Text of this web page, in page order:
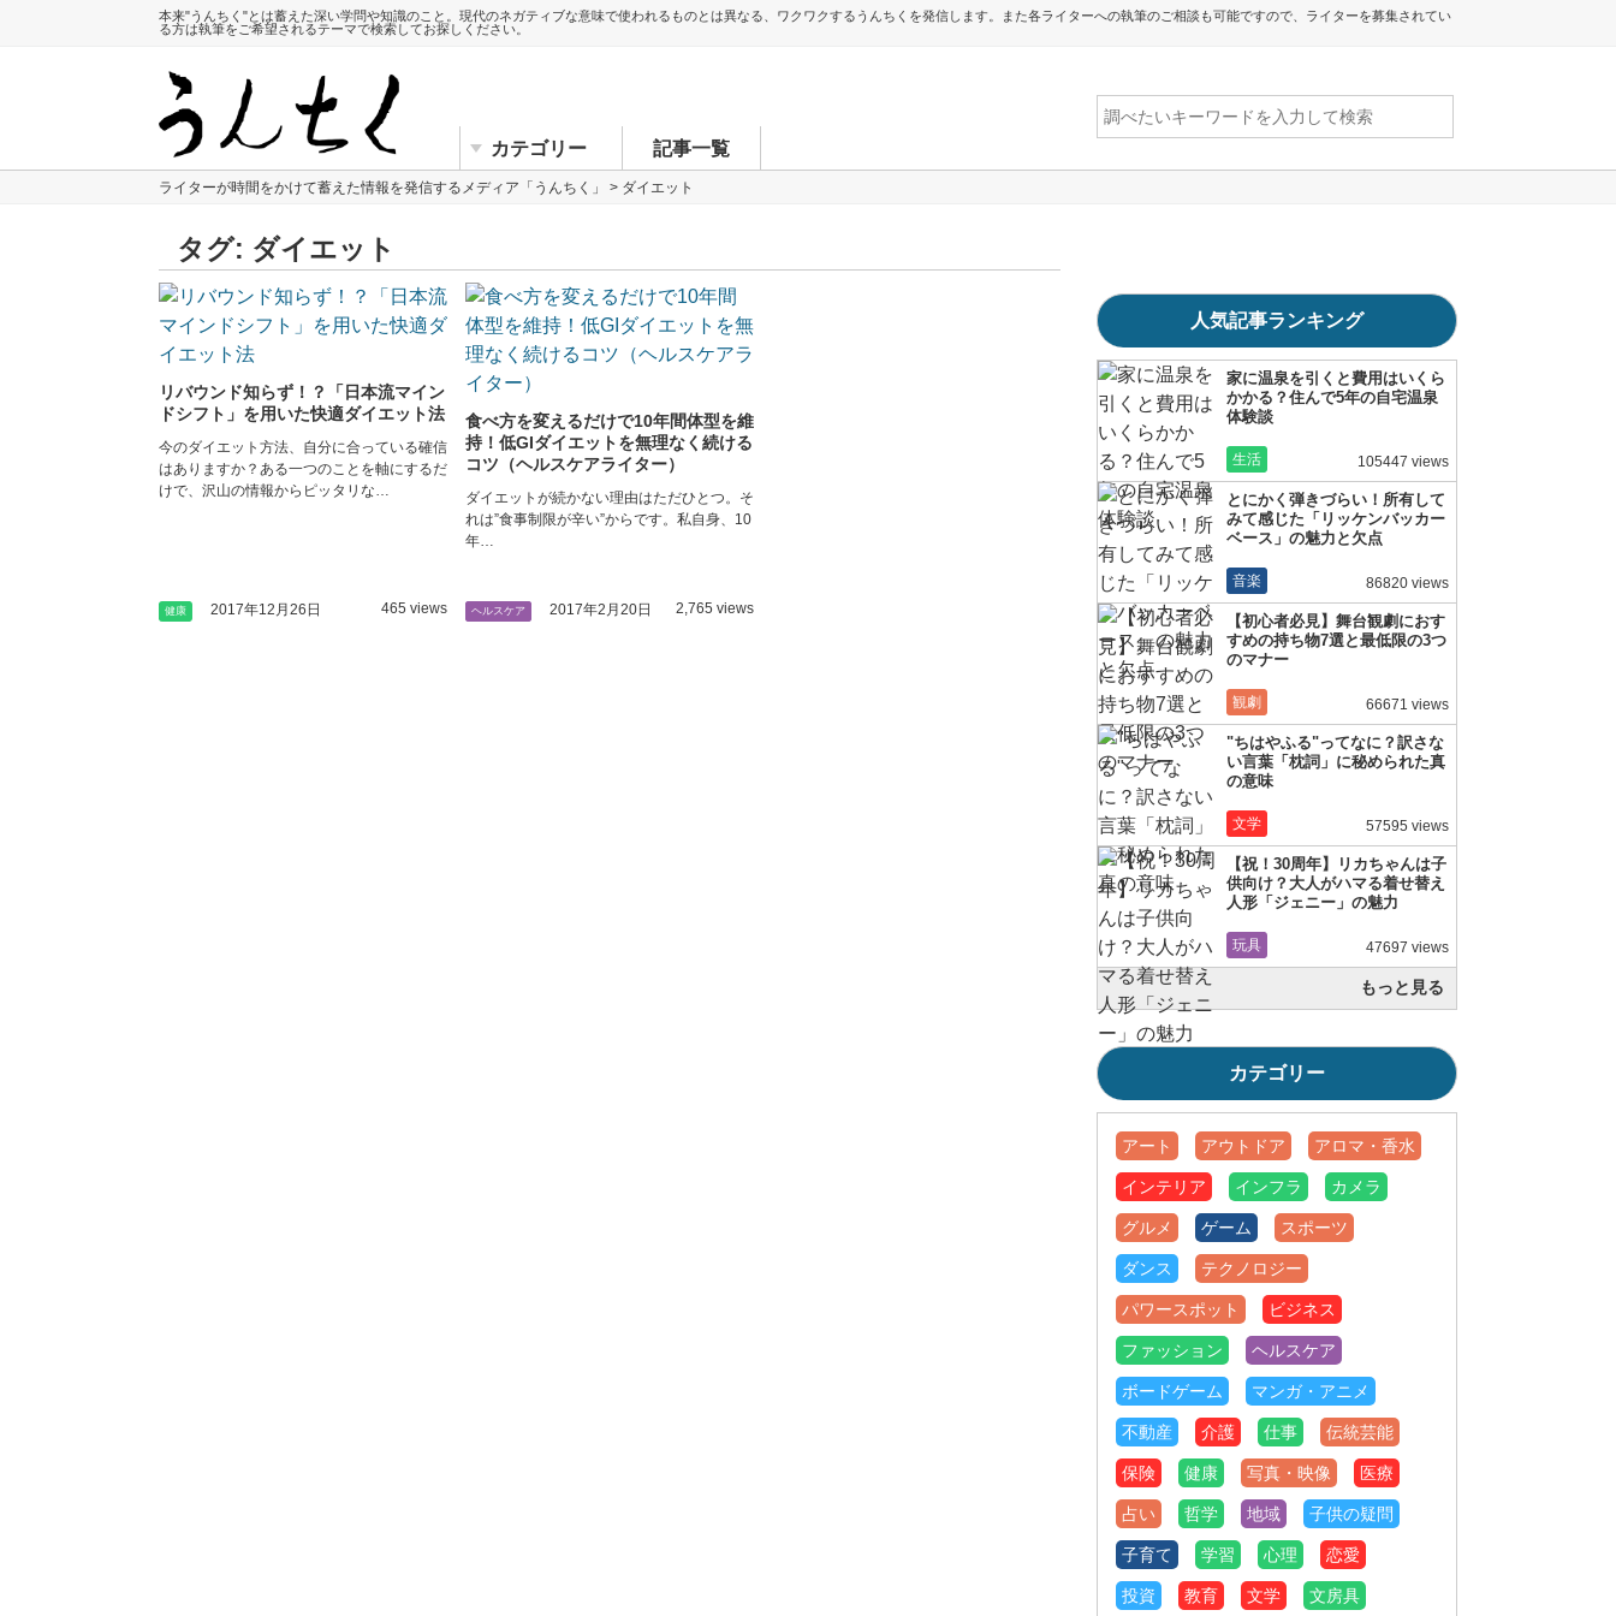
本来"うんちく"とは蓄えた深い学問や知識のこと。現代のネガティブな意味で使われるものとは異なる、ワクワクするうんちくを発信します。また各ライターへの執筆のご相談も可能ですので、ライターを募集されてい
る方は執筆をご希望されるテーマで検索してお探しください。
カテゴリー 記事一覧
ライターが時間をかけて蓄えた情報を発信するメディア「うんちく」 > ダイエット
タグ: ダイエット
リバウンド知らず！？「日本流マイン
ドシフト」を用いた快適ダイエット法
今のダイエット方法、自分に合っている確信
はありますか？ある一つのことを軸にするだ
けで、沢山の情報からピッタリな…
健康 2017年12月26日 465 views
食べ方を変えるだけで10年間体型を維
持！低GIダイエットを無理なく続ける
コツ（ヘルスケアライター）
ダイエットが続かない理由はただひとつ。そ
れは”食事制限が辛い”からです。私自身、10
年…
ヘルスケア 2017年2月20日 2,765 views
人気記事ランキング
家に温泉を引くと費用はいくら
かかる？住んで5年の自宅温泉
体験談
生活 105447 views
とにかく弾きづらい！所有して
みて感じた「リッケンバッカー
ベース」の魅力と欠点
音楽 86820 views
【初心者必見】舞台観劇におす
すめの持ち物7選と最低限の3つ
のマナー
観劇 66671 views
"ちはやふる"ってなに？訳さな
い言葉「枕詞」に秘められた真
の意味
文学 57595 views
【祝！30周年】リカちゃんは子
供向け？大人がハマる着せ替え
人形「ジェニー」の魅力
玩具 47697 views
もっと見る
カテゴリー
アート アウトドア アロマ・香水
インテリア インフラ カメラ
グルメ ゲーム スポーツ
ダンス テクノロジー
パワースポット ビジネス
ファッション ヘルスケア
ボードゲーム マンガ・アニメ
不動産 介護 仕事 伝統芸能
保険 健康 写真・映像 医療
占い 哲学 地域 子供の疑問
子育て 学習 心理 恋愛
投資 教育 文学 文房具